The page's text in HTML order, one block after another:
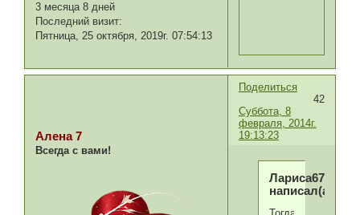
3 месяца 8 дней
Последний визит:
Пятница, 25 октября, 2019г. 07:54:13
Поделиться
42
Суббота, 8
февраля, 2014г.
19:13:23
Алена 7
Всегда с вами!
Лариса67.02
написал(а):